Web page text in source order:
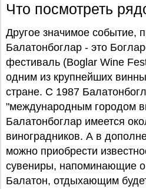
Что посмотреть
Другое значимое событие,
Балатонбоглар - это
фестиваль (Boglar Wine
одним из крупнейших
стране. С 1987
"международным городом
Балатонбоглар имеется
виноградников. А в
можно приобрести
сувениры, напоминающие о
Балатон, отдыхающим